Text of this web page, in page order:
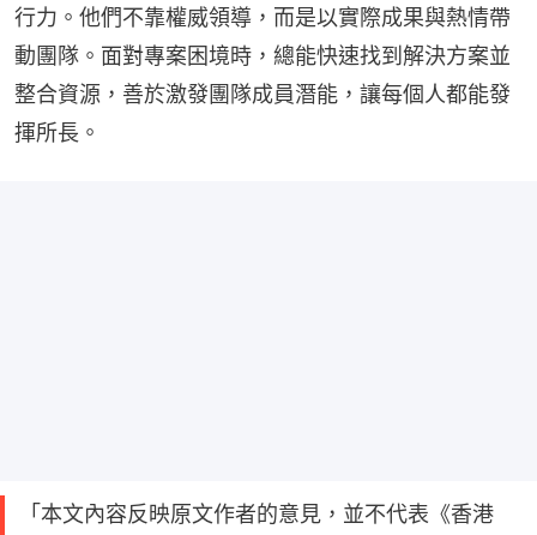
行力。他們不靠權威領導，而是以實際成果與熱情帶
動團隊。面對專案困境時，總能快速找到解決方案並
整合資源，善於激發團隊成員潛能，讓每個人都能發
揮所長。
「本文內容反映原文作者的意見，並不代表《香港